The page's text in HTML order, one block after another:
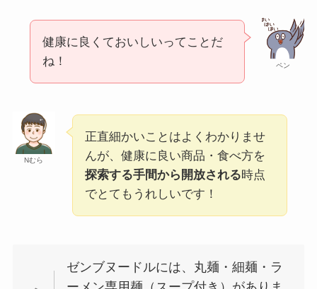
ペン
健康に良くておいしいってことだ
ね！
Nむら
正直細かいことはよくわかりませ
んが、健康に良い商品・食べ方を
探索する手間から開放される時点
でとてもうれしいです！
ゼンブヌードルには、丸麺・細麺・ラ